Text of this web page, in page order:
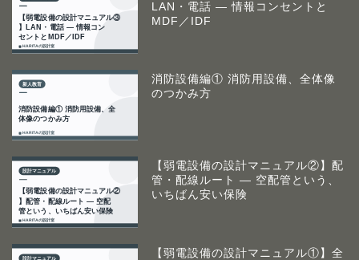
LAN・電話 ― 情報コンセントと
MDF／IDF
消防設備編① 消防用設備、全体像
のつかみ方
【弱電設備の設計マニュアル②】配
管・配線ルート ― 空配管という、
いちばん安い保険
【弱電設備の設計マニュアル①】全